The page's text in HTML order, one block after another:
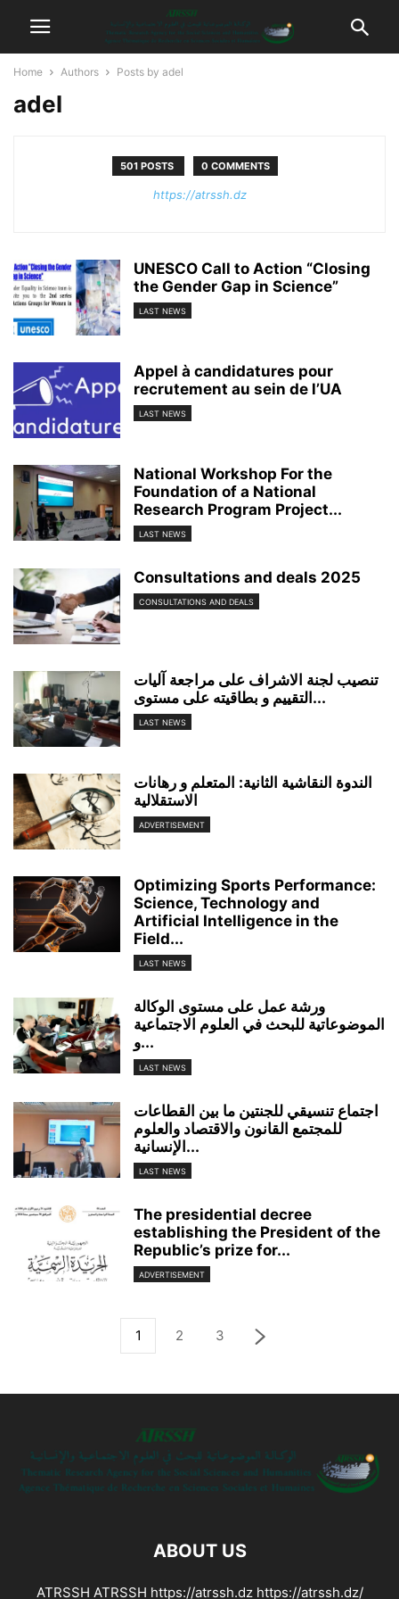
Home Authors Posts by adel
adel
501 POSTS 0 COMMENTS
https://atrssh.dz
UNESCO Call to Action “Closing
the Gender Gap in Science”
LAST NEWS
Appel à candidatures pour
recrutement au sein de l’UA
LAST NEWS
National Workshop For the
Foundation of a National
Research Program Project...
LAST NEWS
Consultations and deals 2025
CONSULTATIONS AND DEALS
تنصيب لجنة الاشراف على مراجعة آليات
التقييم و بطاقيته على مستوى...
LAST NEWS
الندوة النقاشية الثانية: المتعلم و رهانات
الاستقلالية
ADVERTISEMENT
Optimizing Sports Performance:
Science, Technology and
Artificial Intelligence in the
Field...
LAST NEWS
ورشة عمل على مستوى الوكالة
الموضوعاتية للبحث في العلوم الاجتماعية
و...
LAST NEWS
اجتماع تنسيقي للجنتين ما بين القطاعات
للمجتمع القانون والاقتصاد والعلوم
الإنسانية...
LAST NEWS
The presidential decree
establishing the President of the
Republic’s prize for...
ADVERTISEMENT
1 2 3
ABOUT US
ATRSSH ATRSSH https://atrssh.dz https://atrssh.dz/